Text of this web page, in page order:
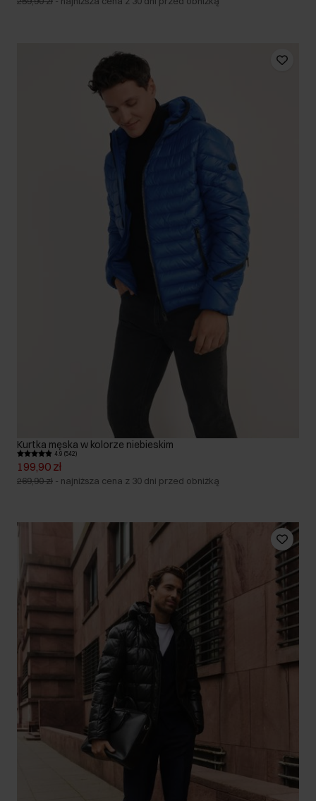
Kurtka męska w kolorze niebieskim
4.9 (542)
199,90 zł
269,90 zł - najniższa cena z 30 dni przed obniżką